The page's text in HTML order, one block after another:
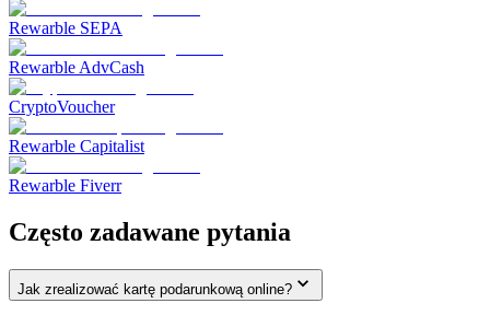
Rewarble SEPA
Rewarble AdvCash
CryptoVoucher
Rewarble Capitalist
Rewarble Fiverr
Często zadawane pytania
Jak zrealizować kartę podarunkową online?